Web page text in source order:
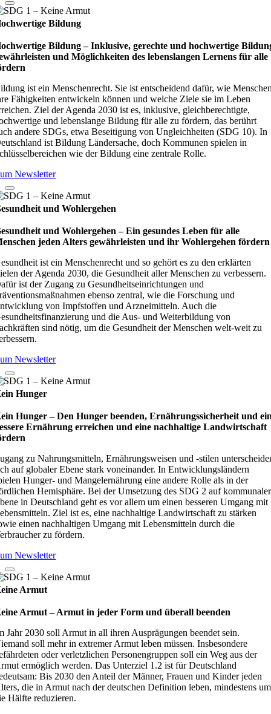
Bildung
Bildung – Inklusive, gerechte und hochwertige
und Möglichkeiten des lebenslangen Lernens für alle
ist ein Menschenrecht. Sie ist entscheidend dafür, wie
Fähigkeiten entwickeln können und welche Ziele sie im Leben
Ziel der Agenda 2030 ist es, inklusive, gleichberechtigte,
und lebenslange Bildung für alle zu fördern, das berührt
andere SDGs, etwa Beseitigung von Ungleichheiten (SDG 10). In
ist Bildung Ländersache, doch Kommunen spielen in
wie der Bildung eine zentrale Rolle.
Newsletter
und Wohlergehen
und Wohlergehen – Ein gesundes Leben für alle
jeden Alters gewährleisten und ihr Wohlergehen fördern
ist ein Menschenrecht und so gehört es zu den erklärten
der Agenda 2030, die Gesundheit aller Menschen zu verbessern.
ist der Zugang zu Gesundheitseinrichtungen und
ebenso zentral, wie die Forschung und
von Impfstoffen und Arzneimitteln. Auch die
und die Aus- und Weiterbildung von
sind nötig, um die Gesundheit der Menschen welt-weit zu
Newsletter
Hunger
Hunger – Den Hunger beenden, Ernährungssicherheit und
Ernährung erreichen und eine nachhaltige Landwirtschaft
zu Nahrungsmitteln, Ernährungsweisen und -stilen
auf globaler Ebene stark voneinander. In Entwicklungsländern
Hunger- und Mangelernährung eine andere Rolle als in der
Hemisphäre. Bei der Umsetzung des SDG 2 auf kommunaler
in Deutschland geht es vor allem um einen besseren Umgang mit
Ziel ist es, eine nachhaltige Landwirtschaft zu stärken
einen nachhaltigen Umgang mit Lebensmitteln durch die
zu fördern.
Newsletter
Armut
Armut – Armut in jeder Form und überall beenden
Jahr 2030 soll Armut in all ihren Ausprägungen beendet sein.
soll mehr in extremer Armut leben müssen. Insbesondere
oder verletzlichen Personengruppen soll ein Weg aus der
ermöglich werden. Das Unterziel 1.2 ist für Deutschland
Bis 2030 den Anteil der Männer, Frauen und Kinder jeden
die in Armut nach der deutschen Definition leben, mindestens um
Hälfte reduzieren.